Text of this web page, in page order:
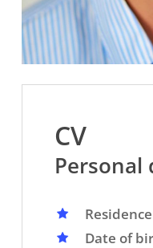
CV
Personal
Residence
Date of